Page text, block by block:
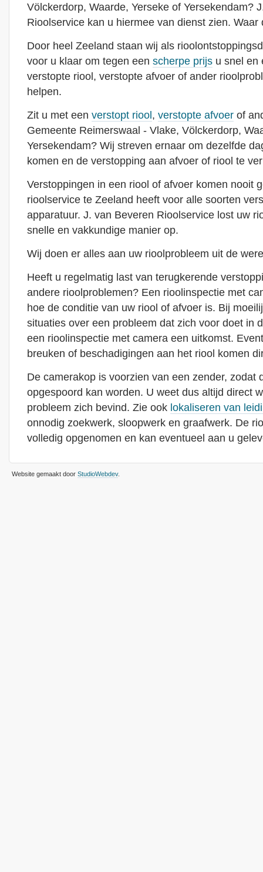
Völckerdorp, Waarde, Yerseke of Yersekendam?
Rioolservice kan u hiermee van dienst zien. Waar
Door heel Zeeland staan wij als
voor u klaar om tegen een scherpe prijs u snel en
verstopte riool, verstopte afvoer of ander
helpen.
Zit u met een verstopt riool , verstopte afvoer of
Gemeente Reimerswaal - Vlake, Völckerdorp,
Yersekendam? Wij streven ernaar om dezelfde
komen en de verstopping aan afvoer of riool te
Verstoppingen in een riool of afvoer komen nooit
rioolservice te Zeeland heeft voor alle soorten
apparatuur. J. van Beveren Rioolservice lost uw
snelle en vakkundige manier op.
Wij doen er alles aan uw rioolprobleem uit de
Heeft u regelmatig last van terugkerende
andere rioolproblemen? Een rioolinspectie met
hoe de conditie van uw riool of afvoer is. Bij
situaties over een probleem dat zich voor doet in
een rioolinspectie met camera een uitkomst.
breuken of beschadigingen aan het riool komen
De camerakop is voorzien van een zender, zodat
opgespoord kan worden. U weet dus altijd direct
probleem zich bevind. Zie ook lokaliseren van
onnodig zoekwerk, sloopwerk en graafwerk. De
volledig opgenomen en kan eventueel aan u
Website gemaakt door StudioWebdev.